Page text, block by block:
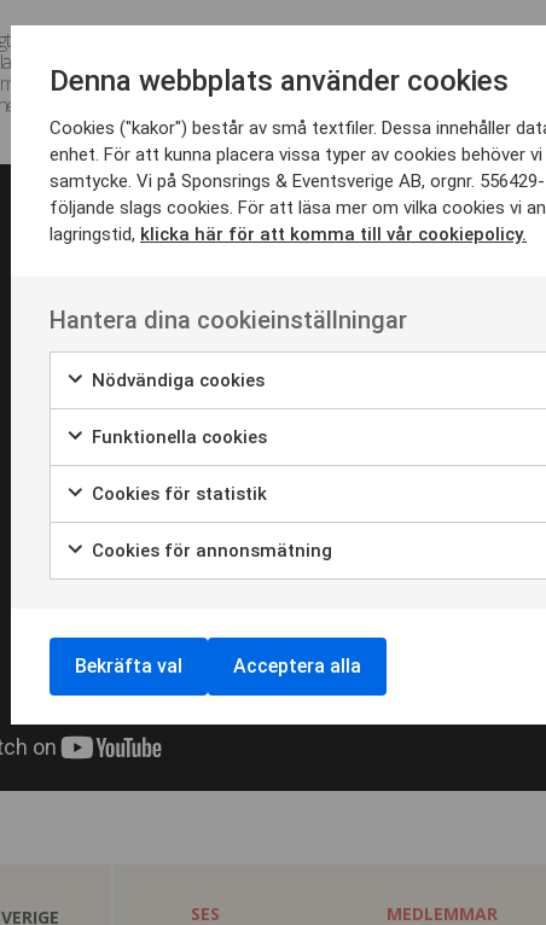
talat, aktivera målgruppen, lyckades Carlsberg ta ner sitt
och plocka skräp. Pladdling genomfördes i fyra svenska städer där man
2020 blev pladdling en folkrörelse i ett hemestrande Sverige och
och tv-kanaler.
SES MEDLEMMAR
Denna webbplats använder cookies
Cookies ("kakor") består av små textfiler. Dessa innehåller
enhet. För att kunna placera vissa typer av cookies behöver
samtycke. Vi på Sponsrings & Eventsverige AB, orgnr.
följande slags cookies. För att läsa mer om vilka cookies vi
lagringstid, klicka här för att komma till vår cookiepolicy.
Hantera dina cookieinställningar
Nödvändiga cookies
Funktionella cookies
Cookies för statistik
Cookies för annonsmätning
Bekräfta val Acceptera alla